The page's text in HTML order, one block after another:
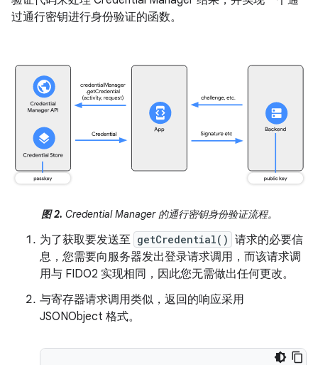
过通行密钥进行身份验证的函数。
图 2. Credential Manager 的通行密钥身份验证流程。
为了获取要发送至 getCredential() 请求的必要信
息，您需要向服务器发出登录请求调用，而该请求调
用与 FIDO2 实现相同，因此您无需做出任何更改。
与寄存器请求调用类似，返回的响应采用
JSONObject 格式。